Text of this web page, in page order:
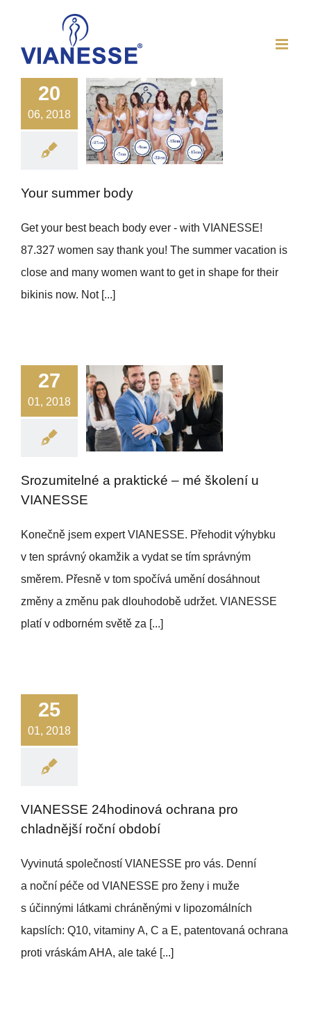
content
20
06, 2018
Your summer body
Get your best beach body ever - with VIANESSE!
87.327 women say thank you! The summer vacation is
close and many women want to get in shape for their
bikinis now. Not [...]
27
01, 2018
Srozumitelné a praktické – mé školení u
VIANESSE
Konečně jsem expert VIANESSE. Přehodit výhybku
v ten správný okamžik a vydat se tím správným
směrem. Přesně v tom spočívá umění dosáhnout
změny a změnu pak dlouhodobě udržet. VIANESSE
platí v odborném světě za [...]
25
01, 2018
VIANESSE 24hodinová ochrana pro
chladnější roční období
Vyvinutá společností VIANESSE pro vás. Denní
a noční péče od VIANESSE pro ženy i muže
s účinnými látkami chráněnými v lipozomálních
kapslích: Q10, vitaminy A, C a E, patentovaná ochrana
proti vráskám AHA, ale také [...]